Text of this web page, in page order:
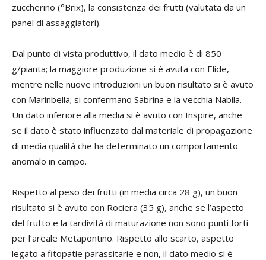
zuccherino (°Brix), la consistenza dei frutti (valutata da un
panel di assaggiatori).
Dal punto di vista produttivo, il dato medio è di 850
g/pianta; la maggiore produzione si è avuta con Elide,
mentre nelle nuove introduzioni un buon risultato si è avuto
con Marinbella; si confermano Sabrina e la vecchia Nabila.
Un dato inferiore alla media si è avuto con Inspire, anche
se il dato è stato influenzato dal materiale di propagazione
di media qualità che ha determinato un comportamento
anomalo in campo.
Rispetto al peso dei frutti (in media circa 28 g), un buon
risultato si è avuto con Rociera (35 g), anche se l’aspetto
del frutto e la tardività di maturazione non sono punti forti
per l’areale Metapontino. Rispetto allo scarto, aspetto
legato a fitopatie parassitarie e non, il dato medio si è